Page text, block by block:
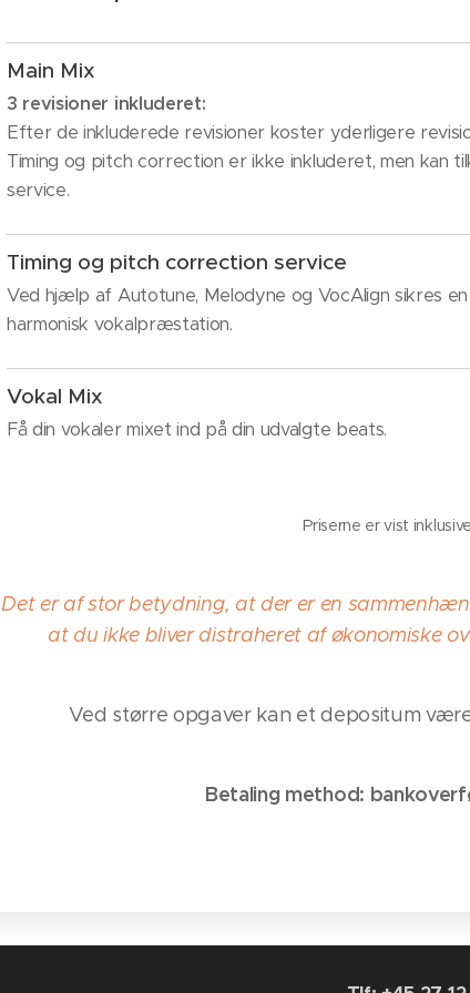
Main Mix
3 revisioner inkluderet:
Efter de inkluderede revisioner koster yderligere
Timing og pitch correction er ikke inkluderet, men kan
service.
Timing og pitch correction service
Ved hjælp af Autotune, Melodyne og VocAlign sikres
harmonisk vokalpræstation.
Vokal Mix
Få din vokaler mixet ind på din udvalgte beats.
Priserne er vist
Det er af stor betydning, at der er en
at du ikke bliver distraheret af økonomiske
Ved større opgaver kan et depositum
Betaling method: